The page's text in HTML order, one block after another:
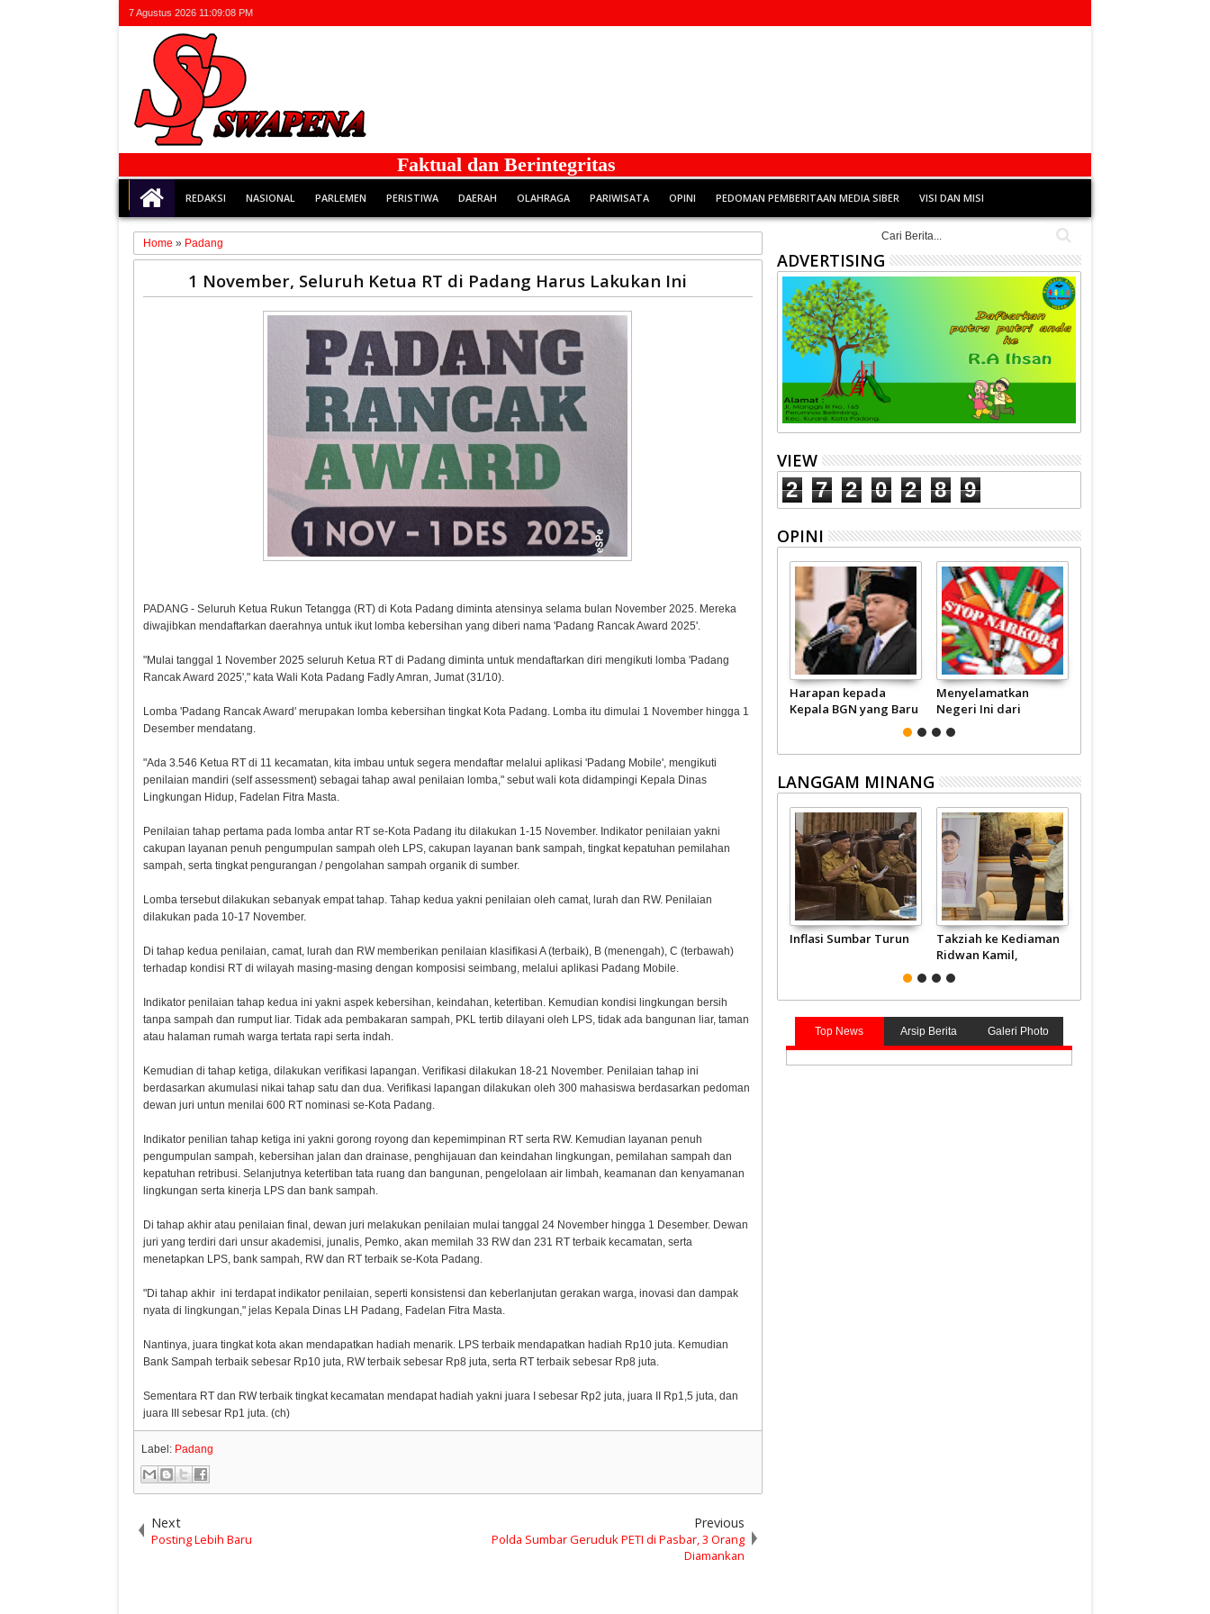
7 Agustus 2026 11:09:08 PM
Faktual dan Berintegritas
REDAKSI NASIONAL PARLEMEN PERISTIWA DAERAH OLAHRAGA PARIWISATA OPINI PEDOMAN PEMBERITAAN MEDIA SIBER VISI DAN MISI
Home » Padang
1 November, Seluruh Ketua RT di Padang Harus Lakukan Ini
PADANG - Seluruh Ketua Rukun Tetangga (RT) di Kota Padang diminta atensinya selama bulan November 2025. Mereka
diwajibkan mendaftarkan daerahnya untuk ikut lomba kebersihan yang diberi nama 'Padang Rancak Award 2025'.
"Mulai tanggal 1 November 2025 seluruh Ketua RT di Padang diminta untuk mendaftarkan diri mengikuti lomba 'Padang
Rancak Award 2025'," kata Wali Kota Padang Fadly Amran, Jumat (31/10).
Lomba 'Padang Rancak Award' merupakan lomba kebersihan tingkat Kota Padang. Lomba itu dimulai 1 November hingga 1
Desember mendatang.
"Ada 3.546 Ketua RT di 11 kecamatan, kita imbau untuk segera mendaftar melalui aplikasi 'Padang Mobile', mengikuti
penilaian mandiri (self assessment) sebagai tahap awal penilaian lomba," sebut wali kota didampingi Kepala Dinas
Lingkungan Hidup, Fadelan Fitra Masta.
Penilaian tahap pertama pada lomba antar RT se-Kota Padang itu dilakukan 1-15 November. Indikator penilaian yakni
cakupan layanan penuh pengumpulan sampah oleh LPS, cakupan layanan bank sampah, tingkat kepatuhan pemilahan
sampah, serta tingkat pengurangan / pengolahan sampah organik di sumber.
Lomba tersebut dilakukan sebanyak empat tahap. Tahap kedua yakni penilaian oleh camat, lurah dan RW. Penilaian
dilakukan pada 10-17 November.
Di tahap kedua penilaian, camat, lurah dan RW memberikan penilaian klasifikasi A (terbaik), B (menengah), C (terbawah)
terhadap kondisi RT di wilayah masing-masing dengan komposisi seimbang, melalui aplikasi Padang Mobile.
Indikator penilaian tahap kedua ini yakni aspek kebersihan, keindahan, ketertiban. Kemudian kondisi lingkungan bersih
tanpa sampah dan rumput liar. Tidak ada pembakaran sampah, PKL tertib dilayani oleh LPS, tidak ada bangunan liar, taman
atau halaman rumah warga tertata rapi serta indah.
Kemudian di tahap ketiga, dilakukan verifikasi lapangan. Verifikasi dilakukan 18-21 November. Penilaian tahap ini
berdasarkan akumulasi nikai tahap satu dan dua. Verifikasi lapangan dilakukan oleh 300 mahasiswa berdasarkan pedoman
dewan juri untun menilai 600 RT nominasi se-Kota Padang.
Indikator penilian tahap ketiga ini yakni gorong royong dan kepemimpinan RT serta RW. Kemudian layanan penuh
pengumpulan sampah, kebersihan jalan dan drainase, penghijauan dan keindahan lingkungan, pemilahan sampah dan
kepatuhan retribusi. Selanjutnya ketertiban tata ruang dan bangunan, pengelolaan air limbah, keamanan dan kenyamanan
lingkungan serta kinerja LPS dan bank sampah.
Di tahap akhir atau penilaian final, dewan juri melakukan penilaian mulai tanggal 24 November hingga 1 Desember. Dewan
juri yang terdiri dari unsur akademisi, junalis, Pemko, akan memilah 33 RW dan 231 RT terbaik kecamatan, serta
menetapkan LPS, bank sampah, RW dan RT terbaik se-Kota Padang.
"Di tahap akhir ini terdapat indikator penilaian, seperti konsistensi dan keberlanjutan gerakan warga, inovasi dan dampak
nyata di lingkungan," jelas Kepala Dinas LH Padang, Fadelan Fitra Masta.
Nantinya, juara tingkat kota akan mendapatkan hadiah menarik. LPS terbaik mendapatkan hadiah Rp10 juta. Kemudian
Bank Sampah terbaik sebesar Rp10 juta, RW terbaik sebesar Rp8 juta, serta RT terbaik sebesar Rp8 juta.
Sementara RT dan RW terbaik tingkat kecamatan mendapat hadiah yakni juara I sebesar Rp2 juta, juara II Rp1,5 juta, dan
juara III sebesar Rp1 juta. (ch)
Label: Padang
Next
Posting Lebih Baru
Previous
Polda Sumbar Geruduk PETI di Pasbar, 3 Orang
Diamankan
ADVERTISING
VIEW
2 7 2 0 2 8 9
OPINI
Harapan kepada
Kepala BGN yang Baru
Menyelamatkan
Negeri Ini dari
Narkoba
LANGGAM MINANG
Inflasi Sumbar Turun
Takziah ke Kediaman
Ridwan Kamil,
Gubernur Mahyeldi
Doakan Eril Syahid
Top News Arsip Berita Galeri Photo